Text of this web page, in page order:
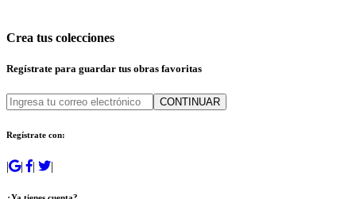
Crea tus colecciones
Regístrate para guardar tus obras favoritas
CONTINUAR
Regístrate con:
| | | |